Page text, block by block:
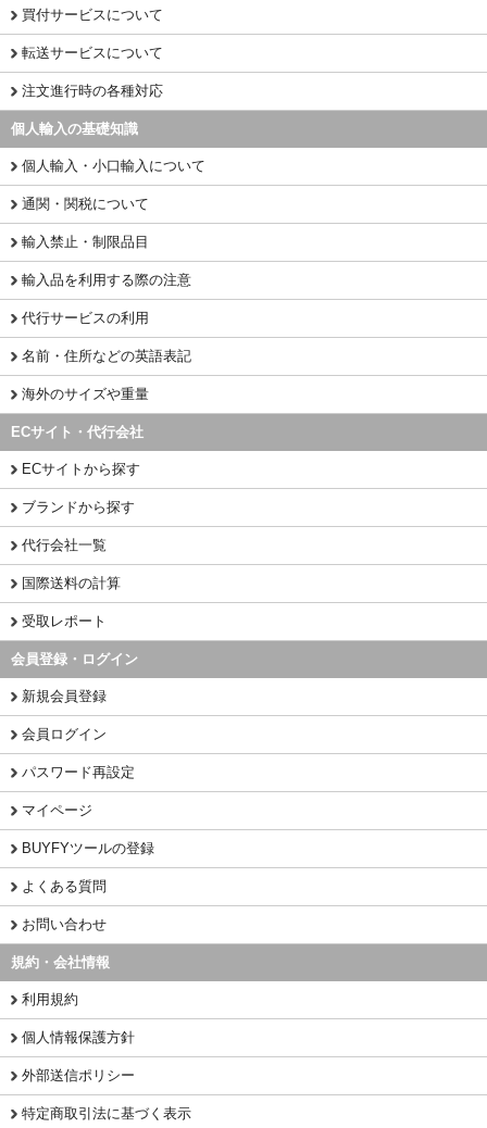
買付サービスについて
転送サービスについて
注文進行時の各種対応
個人輸入の基礎知識
個人輸入・小口輸入について
通関・関税について
輸入禁止・制限品目
輸入品を利用する際の注意
代行サービスの利用
名前・住所などの英語表記
海外のサイズや重量
ECサイト・代行会社
ECサイトから探す
ブランドから探す
代行会社一覧
国際送料の計算
受取レポート
会員登録・ログイン
新規会員登録
会員ログイン
パスワード再設定
マイページ
BUYFYツールの登録
よくある質問
お問い合わせ
規約・会社情報
利用規約
個人情報保護方針
外部送信ポリシー
特定商取引法に基づく表示